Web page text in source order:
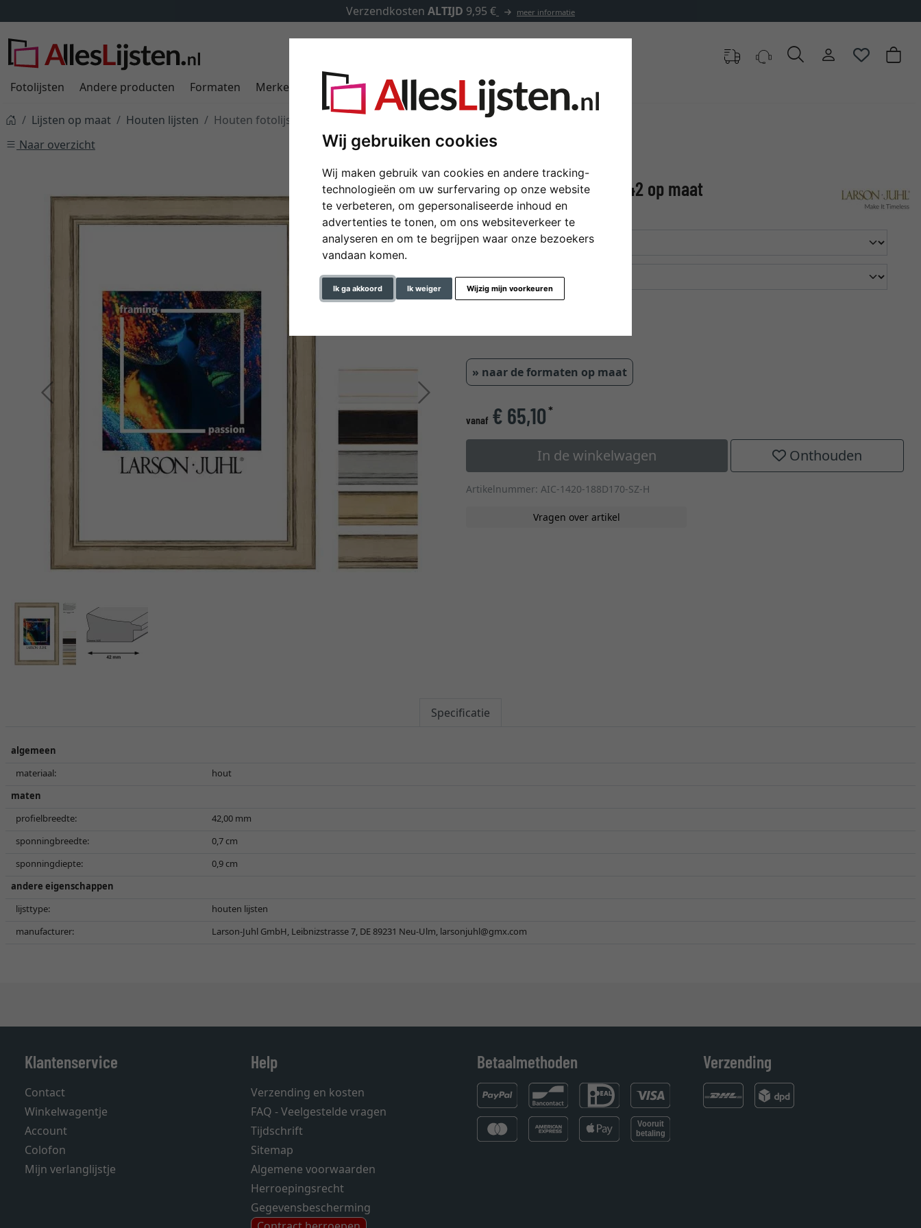
Wij gebruiken cookies
Wij maken gebruik van cookies en andere tracking-
technologieën om uw surfervaring op onze website
te verbeteren, om gepersonaliseerde inhoud en
advertenties te tonen, om ons websiteverkeer te
analyseren en om te begrijpen waar onze bezoekers
vandaan komen.
Ik ga akkoord Ik weiger Wijzig mijn voorkeuren
Verzendkosten ALTIJD 9,95 € meer informatie
Fotolijsten Andere producten Formaten Merken Lijsten op maat Passe-partouts Toebehoren
Lijsten op maat Houten lijsten
Houten fotolijst Corona 42 op maat
Naar overzicht
Terug Verder
Houten fotolijst Corona 42 op maat
kleur
glastype
» naar de formaten op maat
vanaf € 65,10*
In de winkelwagen Onthouden
Artikelnummer: AIC-1420-188D170-SZ-H
Vragen over artikel
Specificatie
algemeen
materiaal:
hout
maten
profielbreedte:
42,00 mm
sponningbreedte:
0,7 cm
sponningdiepte:
0,9 cm
andere eigenschappen
lijsttype:
houten lijsten
manufacturer:
Larson-Juhl GmbH, Leibnizstrasse 7, DE 89231 Neu-Ulm, larsonjuhl@gmx.com
Klantenservice
Contact
Winkelwagentje
Account
Colofon
Mijn verlanglijstje
Help
Verzending en kosten
FAQ - Veelgestelde vragen
Tijdschrift
Sitemap
Algemene voorwaarden
Herroepingsrecht
Gegevensbescherming
Betaalmethoden Verzending